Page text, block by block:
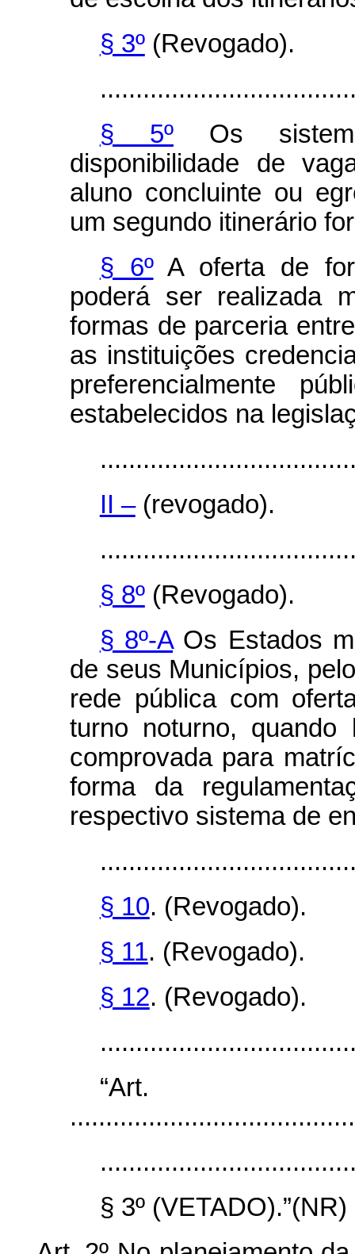
§ 3º(Revogado).
§ 5ºOs
disponibilidade de
aluno concluinte ou
um segundo itinerário
§ 6ºA oferta de
poderá ser realizada
formas de parceria
as instituições
preferencialmente
estabelecidos na
II –(revogado).
§ 8º(Revogado).
§ 8º-AOs Estados
de seus Municípios,
rede pública com
turno noturno, quando
comprovada para
forma da
respectivo sistema de
§ 10. (Revogado).
§ 11. (Revogado).
§ 12. (Revogado).
§ 3º (VETADO).”(NR)